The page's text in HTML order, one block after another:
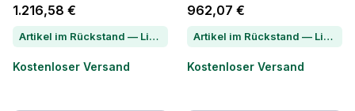
1.216,58 €
Artikel im Rückstand — Lieferzeit per Chat erfragen
Kostenloser Versand
962,07 €
Artikel im Rückstand — Lieferzeit per Chat erfragen
Kostenloser Versand